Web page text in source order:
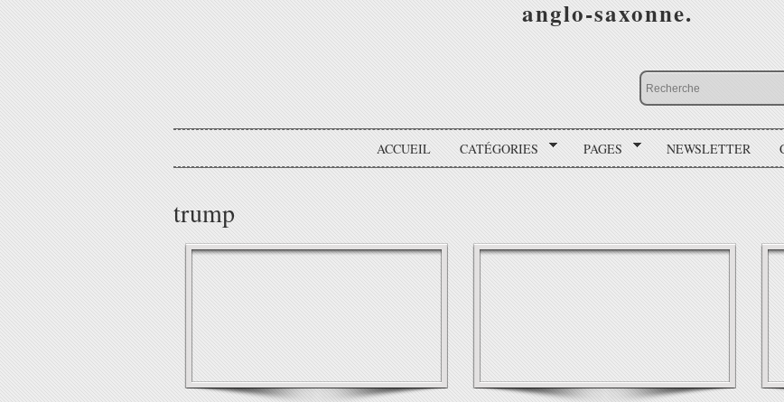
anglo-saxonne.
ACCUEIL CATÉGORIES PAGES NEWSLETTER
trump